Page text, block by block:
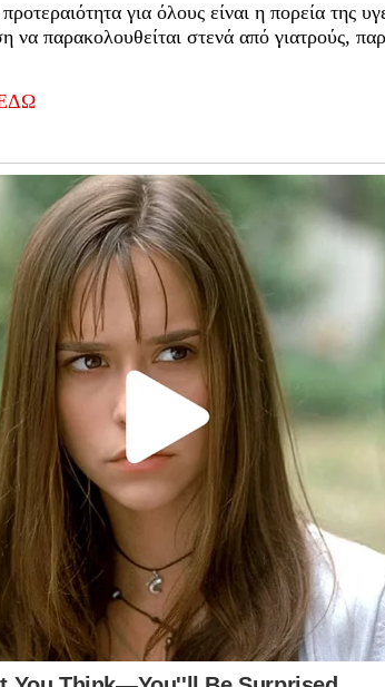
για όλους είναι η πορεία της
να παρακολουθείται στενά από γιατρούς,
ΕΔΩ